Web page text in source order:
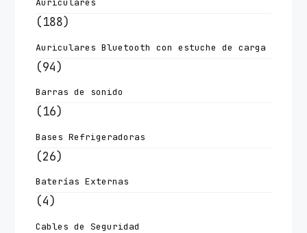
Auriculares
(188)
Auriculares Bluetooth con estuche de carga
(94)
Barras de sonido
(16)
Bases Refrigeradoras
(26)
Baterías Externas
(4)
Cables de Seguridad